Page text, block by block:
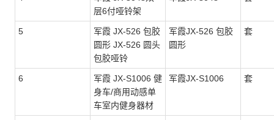
层6付哑铃架
5
军霞 JX-526 包胶
圆形 JX-526 圆头
包胶哑铃
军霞JX-526 包胶
圆形
套
6
军霞 JX-S1006 健
身车/商用动感单
车室内健身器材
军霞JX-S1006 套